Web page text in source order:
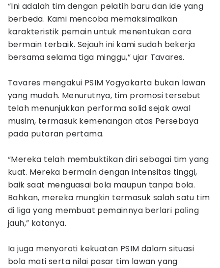
“Ini adalah tim dengan pelatih baru dan ide yang
berbeda. Kami mencoba memaksimalkan
karakteristik pemain untuk menentukan cara
bermain terbaik. Sejauh ini kami sudah bekerja
bersama selama tiga minggu,” ujar Tavares.
Tavares mengakui PSIM Yogyakarta bukan lawan
yang mudah. Menurutnya, tim promosi tersebut
telah menunjukkan performa solid sejak awal
musim, termasuk kemenangan atas Persebaya
pada putaran pertama.
“Mereka telah membuktikan diri sebagai tim yang
kuat. Mereka bermain dengan intensitas tinggi,
baik saat menguasai bola maupun tanpa bola.
Bahkan, mereka mungkin termasuk salah satu tim
di liga yang membuat pemainnya berlari paling
jauh,” katanya.
Ia juga menyoroti kekuatan PSIM dalam situasi
bola mati serta nilai pasar tim lawan yang